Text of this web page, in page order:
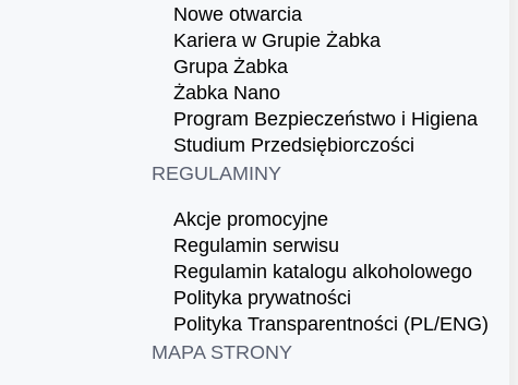
Nowe otwarcia
Kariera w Grupie Żabka
Grupa Żabka
Żabka Nano
Program Bezpieczeństwo i Higiena
Studium Przedsiębiorczości
REGULAMINY
Akcje promocyjne
Regulamin serwisu
Regulamin katalogu alkoholowego
Polityka prywatności
Polityka Transparentności (PL/ENG)
MAPA STRONY